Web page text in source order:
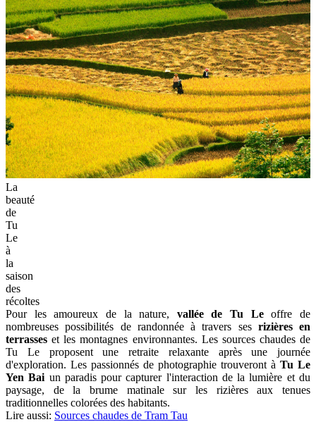
La
beauté
de
Tu
Le
à
la
saison
des
récoltes
Pour les amoureux de la nature, vallée de Tu Leoffre de
nombreuses possibilités de randonnée à travers ses rizières en
terrasses et les montagnes environnantes. Les sources chaudes de
Tu Le proposent une retraite relaxante après une journée
d'exploration. Les passionnés de photographie trouveront à Tu Le
Yen Bai un paradis pour capturer l'interaction de la lumière et du
paysage, de la brume matinale sur les rizières aux tenues
traditionnelles colorées des habitants.
Lire aussi: Sources chaudes de Tram Tau